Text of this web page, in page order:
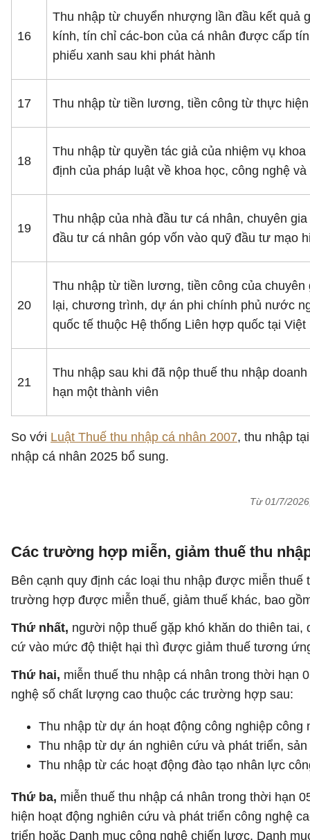
16
Thu nhập từ chuyển nhượng lần đầu kết quả
kính, tín chỉ các-bon của cá nhân được cấp
phiếu xanh sau khi phát hành
17 Thu nhập từ tiền lương, tiền công từ thực
18
Thu nhập từ quyền tác giả của nhiệm vụ
định của pháp luật về khoa học, công nghệ
19
Thu nhập của nhà đầu tư cá nhân, chuyên
đầu tư cá nhân góp vốn vào quỹ đầu tư mạo
20
Thu nhập từ tiền lương, tiền công của
lại, chương trình, dự án phi chính phủ nước
quốc tế thuộc Hệ thống Liên hợp quốc tại
21
Thu nhập sau khi đã nộp thuế thu nhập
hạn một thành viên
So với Luật Thuế thu nhập cá nhân 2007, thu nhập
nhập cá nhân 2025 bổ sung.
Từ 01/7/
Các trường hợp miễn, giảm thuế thu
Bên cạnh quy định các loại thu nhập được miễn
trường hợp được miễn thuế, giảm thuế khác, bao
Thứ nhất, người nộp thuế gặp khó khăn do thiên
cứ vào mức độ thiệt hại thì được giảm thuế tương
Thứ hai, miễn thuế thu nhập cá nhân trong thời hạn
nghệ số chất lượng cao thuộc các trường hợp sau:
Thu nhập từ dự án hoạt động công nghiệp công
Thu nhập từ dự án nghiên cứu và phát triển,
Thu nhập từ các hoạt động đào tạo nhân lực
Thứ ba, miễn thuế thu nhập cá nhân trong thời hạn
hiện hoạt động nghiên cứu và phát triển công nghệ
triển hoặc Danh mục công nghệ chiến lược, Danh